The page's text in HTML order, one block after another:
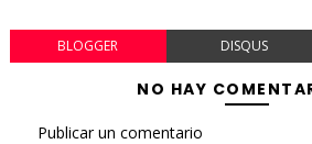
BLOGGER DISQUS
NO HAY
Publicar un comentario